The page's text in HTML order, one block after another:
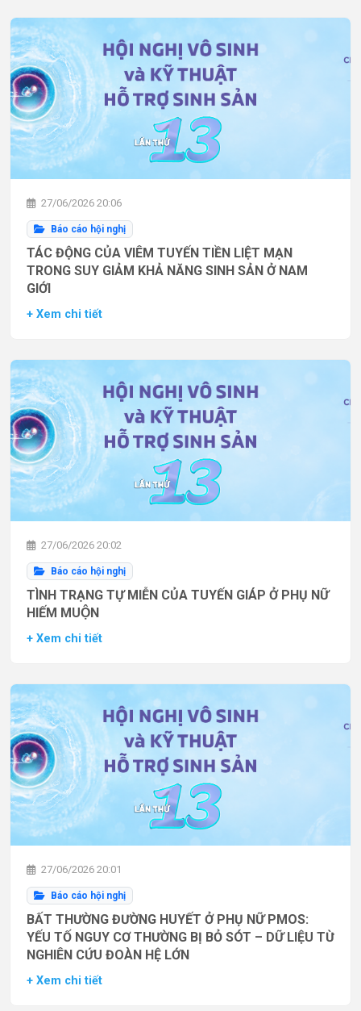
27/06/2026 20:06
Báo cáo hội nghị
TÁC ĐỘNG CỦA VIÊM TUYẾN TIỀN LIỆT MẠN
TRONG SUY GIẢM KHẢ NĂNG SINH SẢN Ở NAM
GIỚI
+ Xem chi tiết
27/06/2026 20:02
Báo cáo hội nghị
TÌNH TRẠNG TỰ MIỄN CỦA TUYẾN GIÁP Ở PHỤ NỮ
HIẾM MUỘN
+ Xem chi tiết
27/06/2026 20:01
Báo cáo hội nghị
BẤT THƯỜNG ĐƯỜNG HUYẾT Ở PHỤ NỮ PMOS:
YẾU TỐ NGUY CƠ THƯỜNG BỊ BỎ SÓT – DỮ LIỆU TỪ
NGHIÊN CỨU ĐOÀN HỆ LỚN
+ Xem chi tiết